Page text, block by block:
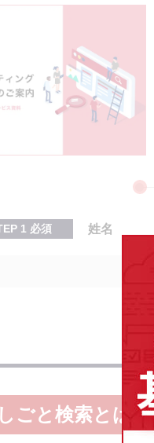
1 必須 姓名
ごと検索とは